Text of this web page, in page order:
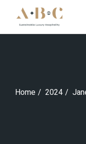
content
Home 2024